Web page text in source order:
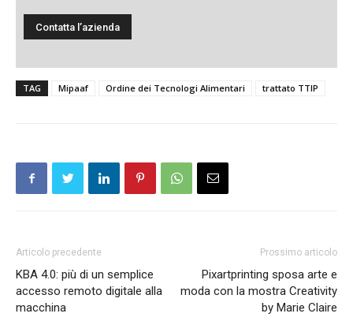
TAG Mipaaf Ordine dei Tecnologi Alimentari trattato TTIP
Articolo precedente
KBA 4.0: più di un semplice
accesso remoto digitale alla
macchina
Prossimo articolo
Pixartprinting sposa arte e
moda con la mostra Creativity
by Marie Claire